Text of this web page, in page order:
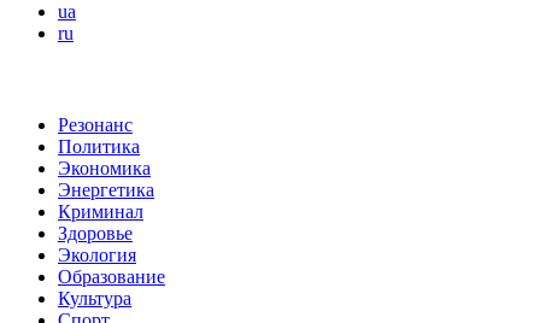
ua
ru
Резонанс
Политика
Экономика
Энергетика
Криминал
Здоровье
Экология
Образование
Культура